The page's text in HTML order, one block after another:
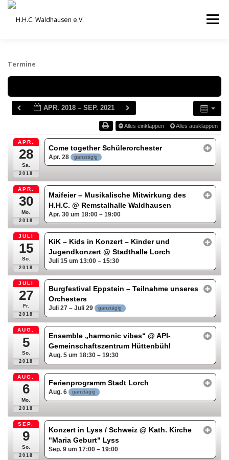
Zum
springen
Menü
ORCHESTER UND ENSEMBLES TERMINE
Termine
APR. 2018 – SEP. 2021
Alles einklappen Alles ausklappen
APR.
28
Sa.
2018
Come together Schülerorchester
Apr. 28 ganztägig
APR.
30
Mo.
2018
Maifeier – Musikalische Mitwirkung des
H.H.C.@ Remstalhalle Waldhausen
Apr. 30 um 18:00 – 19:00
JULI
15
So.
2018
KiK – Kids in Konzert – Kinder und
Jugendkonzert@ Stadthalle Lorch
Juli 15 um 13:00 – 15:30
JULI
27
Fr.
2018
Burgfestival Eppstein – Teilnahme unseres
Orchesters
Juli 27 – Juli 29 ganztägig
AUG.
5
So.
2018
Ensemble „harmonic vibes“@ API-
Gemeinschaftszentrum Hüttenbühl
Aug. 5 um 18:30 – 19:30
AUG.
6
Mo.
2018
Ferienprogramm Stadt Lorch
Aug. 6 ganztägig
SEP.
9
So.
2018
Konzert in Lyss / Schweiz@ Kath. Kirche
"Maria Geburt" Lyss
Sep. 9 um 17:00 – 19:00